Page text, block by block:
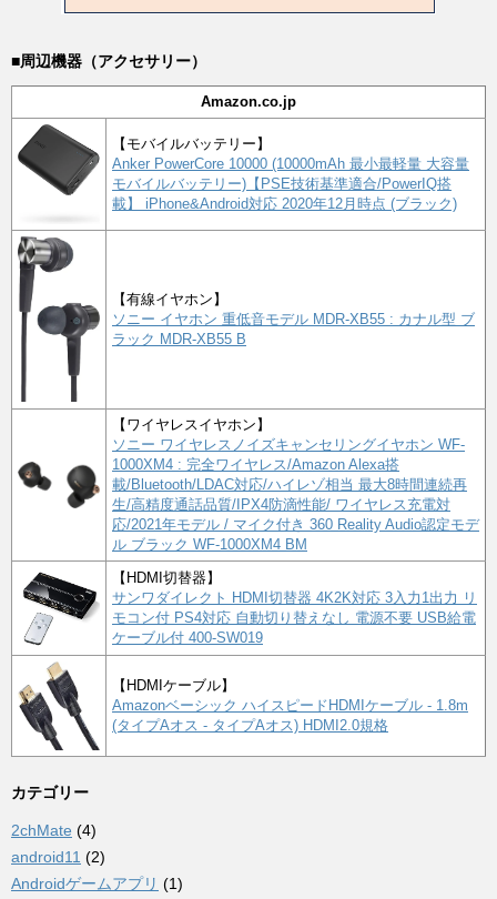
■周辺機器（アクセサリー）
Amazon.co.jp
【モバイルバッテリー】
Anker PowerCore 10000 (10000mAh 最小最軽量 大容量
モバイルバッテリー)【PSE技術基準適合/PowerIQ搭
載】 iPhone&Android対応 2020年12月時点 (ブラック)
【有線イヤホン】
ソニー イヤホン 重低音モデル MDR-XB55 : カナル型 ブ
ラック MDR-XB55 B
【ワイヤレスイヤホン】
ソニー ワイヤレスノイズキャンセリングイヤホン WF-
1000XM4 : 完全ワイヤレス/Amazon Alexa搭
載/Bluetooth/LDAC対応/ハイレゾ相当 最大8時間連続再
生/高精度通話品質/IPX4防滴性能/ ワイヤレス充電対
応/2021年モデル / マイク付き 360 Reality Audio認定モデ
ル ブラック WF-1000XM4 BM
【HDMI切替器】
サンワダイレクト HDMI切替器 4K2K対応 3入力1出力 リ
モコン付 PS4対応 自動切り替えなし 電源不要 USB給電
ケーブル付 400-SW019
【HDMIケーブル】
Amazonベーシック ハイスピードHDMIケーブル - 1.8m
(タイプAオス - タイプAオス) HDMI2.0規格
カテゴリー
2chMate (4)
android11 (2)
Androidゲームアプリ (1)